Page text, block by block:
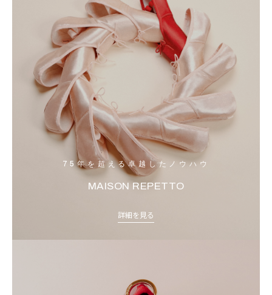
75年を超える卓越したノウハウ
MAISON REPETTO
詳細を見る